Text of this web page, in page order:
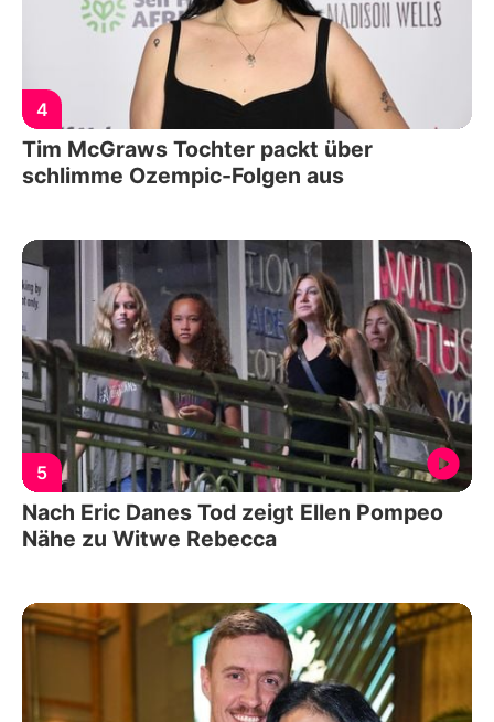
4
Tim McGraws Tochter packt über
schlimme Ozempic-Folgen aus
5
Nach Eric Danes Tod zeigt Ellen Pompeo
Nähe zu Witwe Rebecca